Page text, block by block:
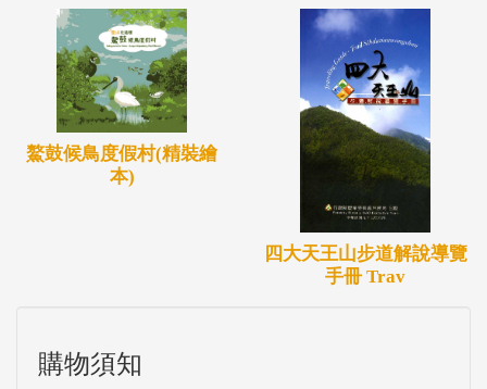
鰲鼓候鳥度假村(精裝繪
本)
四大天王山步道解說導覽
手冊 Trav
購物須知